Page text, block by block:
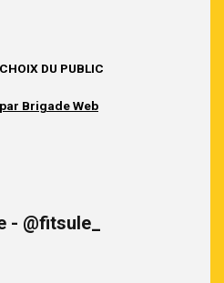
DU PUBLIC
Brigade Web
- @fitsule_